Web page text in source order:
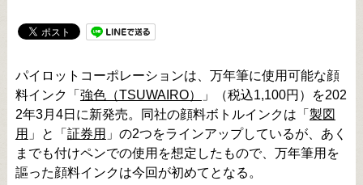
パイロットコーポレーションは、万年筆に使用可能な顔
料インク「 強色（TSUWAIRO）
」（税込1,100円）を202
2年3月4日に新発売。同社の顔料ボトルインクは「 製図
用 」と「 証券用 」の2つをラインアップしているが、あく
までも付けペンでの使用を想定したもので、万年筆用を
謳った顔料インクは今回が初めてとなる。